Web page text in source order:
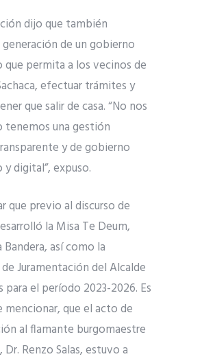
dijo que también
generación de un gobierno
permita a los vecinos de
efectuar trámites y
que salir de casa. “No nos
tenemos una gestión
y de gobierno
digital”, expuso.
que previo al discurso de
la Misa Te Deum,
Bandera, así como la
Juramentación del Alcalde
para el período 2023-2026. Es
que el acto de
al flamante burgomaestre
Dr. Renzo Salas, estuvo a